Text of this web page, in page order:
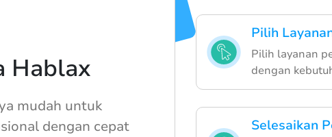
Pilih
Pilih layanan
dengan
Selesaikan
Hablax
mudah untuk
dengan cepat